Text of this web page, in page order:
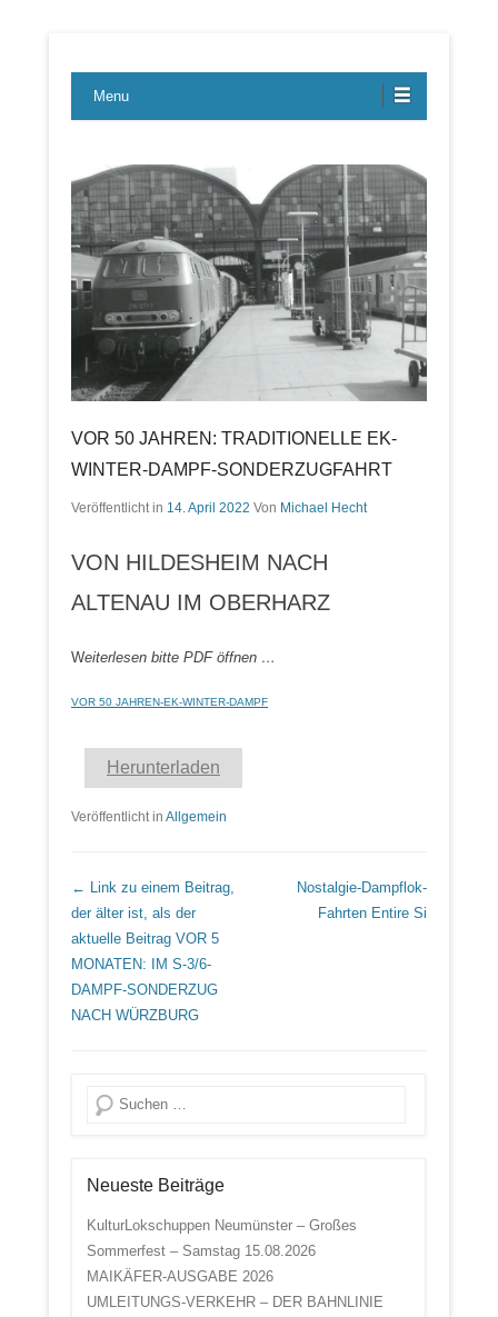
LBE-Express
Menu
VOR 50 JAHREN: TRADITIONELLE EK-
WINTER-DAMPF-SONDERZUGFAHRT
Veröffentlicht in 14. April 2022 Von Michael Hecht
VON HILDESHEIM NACH
ALTENAU IM OBERHARZ
Weiterlesen bitte PDF öffnen …
VOR 50 JAHREN-EK-WINTER-DAMPF
Herunterladen
Veröffentlicht in Allgemein
Beitrags Übersicht
← Link zu einem Beitrag,
der älter ist, als der
aktuelle Beitrag VOR 5
MONATEN: IM S-3/6-
DAMPF-SONDERZUG
NACH WÜRZBURG
Nostalgie-Dampflok-
Fahrten Entire Si
Suche
Neueste Beiträge
KulturLokschuppen Neumünster – Großes
Sommerfest – Samstag 15.08.2026
MAIKÄFER-AUSGABE 2026
UMLEITUNGS-VERKEHR – DER BAHNLINIE